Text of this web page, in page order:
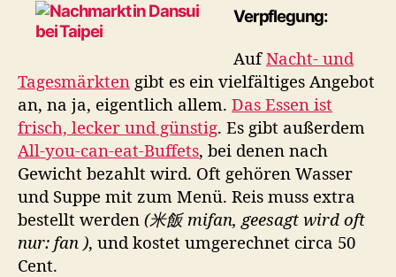
Verpflegung:
AufNacht- und
Tagesmärkten gibt es ein vielfältiges Angebot
an, na ja, eigentlich allem. Das Essen ist
frisch, lecker und günstig. Es gibt außerdem
All-you-can-eat-Buffets, bei denen nach
Gewicht bezahlt wird. Oft gehören Wasser
und Suppe mit zum Menü. Reis muss extra
bestellt werden (米飯 mifan, geesagt wird oft
nur: fan ), und kostet umgerechnet circa 50
Cent.